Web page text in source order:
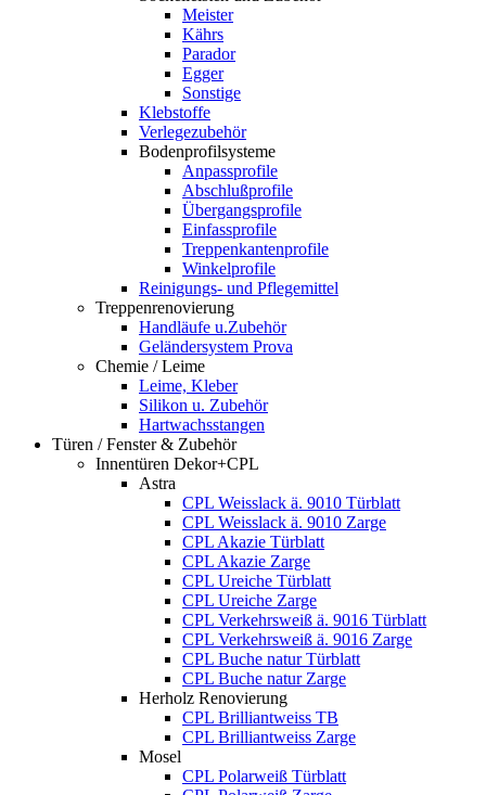
Meister
Kährs
Parador
Egger
Sonstige
Klebstoffe
Verlegezubehör
Bodenprofilsysteme
Anpassprofile
Abschlußprofile
Übergangsprofile
Einfassprofile
Treppenkantenprofile
Winkelprofile
Reinigungs- und Pflegemittel
Treppenrenovierung
Handläufe u.Zubehör
Geländersystem Prova
Chemie / Leime
Leime, Kleber
Silikon u. Zubehör
Hartwachsstangen
Türen / Fenster & Zubehör
Innentüren Dekor+CPL
Astra
CPL Weisslack ä. 9010 Türblatt
CPL Weisslack ä. 9010 Zarge
CPL Akazie Türblatt
CPL Akazie Zarge
CPL Ureiche Türblatt
CPL Ureiche Zarge
CPL Verkehrsweiß ä. 9016 Türblatt
CPL Verkehrsweiß ä. 9016 Zarge
CPL Buche natur Türblatt
CPL Buche natur Zarge
Herholz Renovierung
CPL Brilliantweiss TB
CPL Brilliantweiss Zarge
Mosel
CPL Polarweiß Türblatt